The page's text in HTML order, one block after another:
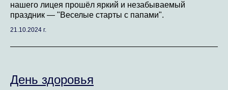
нашего лицея прошёл яркий и незабываемый
праздник — "Веселые старты с папами".
21.10.2024 г.
День здоровья